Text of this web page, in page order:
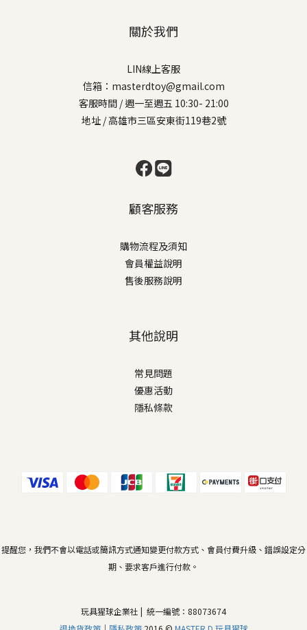
關於我們
LIN線上客服
信箱：masterdtoy@gmail.com
客服時間 / 週一至週五 10:30- 21:00
地址 / 高雄市三區安東街119巷2號
顧客服務
購物流程及須知
會員權益說明
售後服務說明
其他說明
常見問題
優惠活動
隱私條款
提醒您，我們不會以電話或簡訊方式通知變更付款方式、會員付費升級、錯誤設定分
期、要求客戶進行付款。
玩具猩球企業社 | 統一編號：88073674